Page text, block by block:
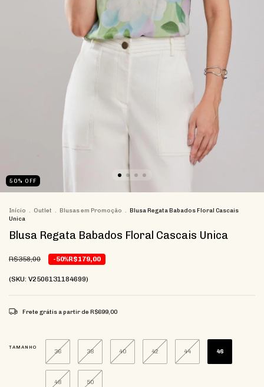
50% OFF
Início . Outlet . Blusas em Promoção . Blusa Regata Babados Floral Cascais
Unica
Blusa Regata Babados Floral Cascais Unica
R$358,00 -50%R$179,00
(SKU: V2506131184699)
Frete grátis a partir de R$699,00
TAMANHO
36 38 40 42 44 46
48 50